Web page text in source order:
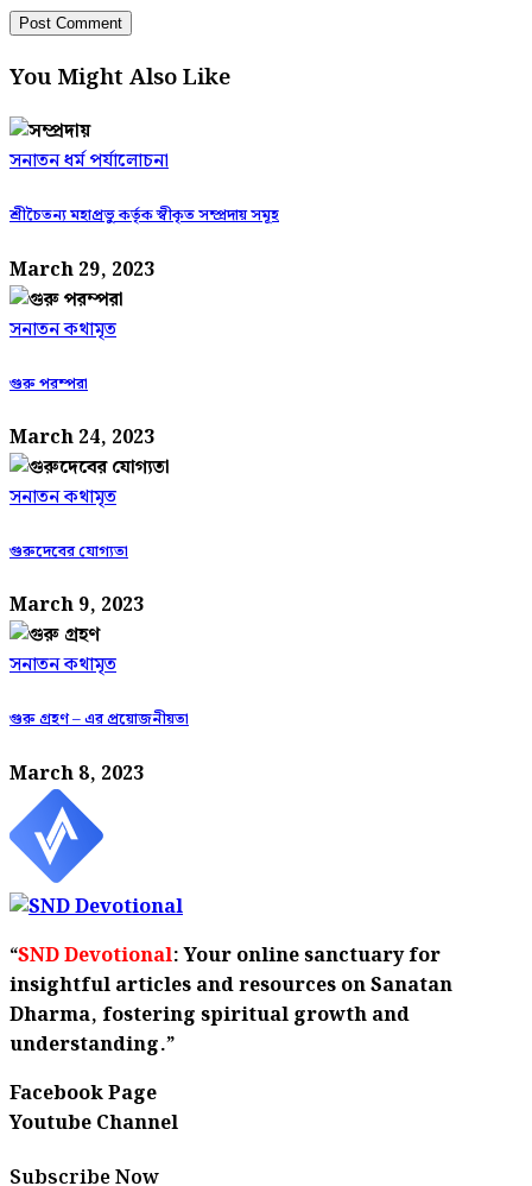
You Might Also Like
সনাতন ধর্ম পর্যালোচনা
শ্রীচৈতন্য মহাপ্রভু কর্তৃক স্বীকৃত সম্প্রদায় সমূহ
March 29, 2023
সনাতন কথামৃত
গুরু পরম্পরা
March 24, 2023
সনাতন কথামৃত
গুরুদেবের যোগ্যতা
March 9, 2023
সনাতন কথামৃত
গুরু গ্রহণ – এর প্রয়োজনীয়তা
March 8, 2023
“SND Devotional: Your online sanctuary for
insightful articles and resources on Sanatan
Dharma, fostering spiritual growth and
understanding.”
Facebook Page
Youtube Channel
Subscribe Now